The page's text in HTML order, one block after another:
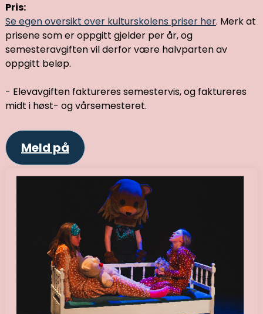
Pris:
Se egen oversikt over kulturskolens priser her. Merk at
prisene som er oppgitt gjelder per år, og
semesteravgiften vil derfor være halvparten av
oppgitt beløp.
- Elevavgiften faktureres semestervis, og faktureres
midt i høst- og vårsemesteret.
Meld på